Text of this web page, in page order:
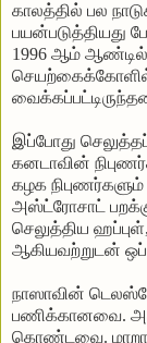
காலத்தில் பல
பயன்படுத்தியது
1996 ஆம் ஆண்டில்
இப்போது
கனடாவின்
கழக நிபுணர்களும்
அஸ்ட்ரோசாட்
செலுத்திய ஹப்புள்,
ஆகியவற்றுடன்
நாஸாவின்
பணிக்கானவை.
கொண்டவை.